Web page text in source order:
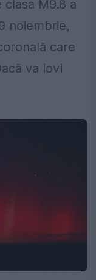
M9.8 a
noiembrie,
care
va lovi